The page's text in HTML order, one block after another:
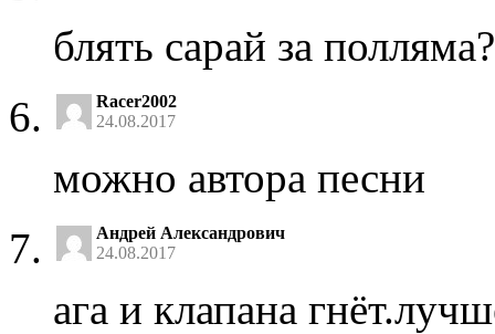
блять сарай за полляма?
Racer2002
24.08.2017
можно автора песни
Андрей Александрович
24.08.2017
ага и клапана